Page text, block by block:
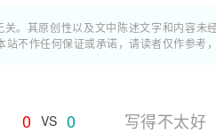
。其原创性以及文中陈述文字和内容未
不作任何保证或承诺，请读者仅作参考
0 VS 0 写得不太好